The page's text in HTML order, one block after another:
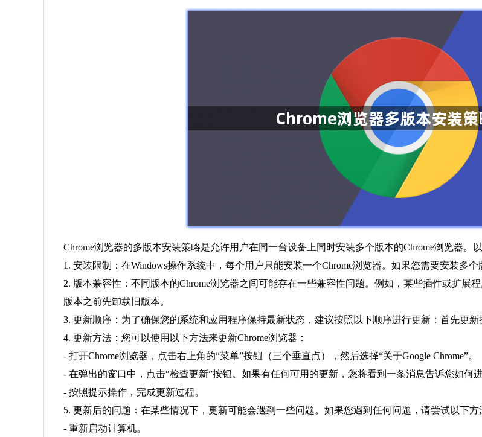
Chrome浏览器的多版本安装策略是允许用户在同一台设备上同时安装多个版本的Chrome浏览器。
1. 安装限制：在Windows操作系统中，每个用户只能安装一个Chrome浏览器。如果您需要安装多
2. 版本兼容性：不同版本的Chrome浏览器之间可能存在一些兼容性问题。例如，某些插件或扩展
版本之前先卸载旧版本。
3. 更新顺序：为了确保您的系统和应用程序保持最新状态，建议按照以下顺序进行更新：首先更
4. 更新方法：您可以使用以下方法来更新Chrome浏览器：
- 打开Chrome浏览器，点击右上角的“菜单”按钮（三个垂直点），然后选择“关于Google Chrome”。
- 在弹出的窗口中，点击“检查更新”按钮。如果有任何可用的更新，您将看到一条消息告诉您如何进
- 按照提示操作，完成更新过程。
5. 更新后的问题：在某些情况下，更新可能会遇到一些问题。如果您遇到任何问题，请尝试以下方
- 重新启动计算机。